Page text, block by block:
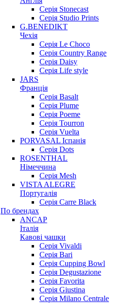
Серія Stonecast
Серія Studio Prints
G.BENEDIKT
Чехія
Cерія Le Choco
Серія Country Range
Серія Daisy
Серія Life style
JARS
Франція
Серія Basalt
Серія Plume
Серія Poeme
Серія Tourron
Серія Vuelta
PORVASAL Іспанія
Серія Dots
ROSENTHAL
Німеччина
Серія Mesh
VISTA ALEGRE
Португалія
Серія Carre Black
По брендах
ANCAP
Італія
Кавові чашки
Cерія Vivaldi
Серія Bari
Серія Cupping Bowl
Серія Degustazione
Серія Favorita
Серія Giustina
Серія Milano Centrale